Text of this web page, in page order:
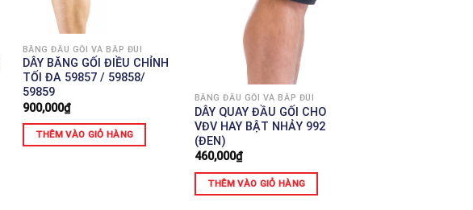
BĂNG ĐẦU GỐI VÀ BẮP ĐÙI
DÂY BĂNG GỐI ĐIỀU CHỈNH
TỐI ĐA 59857 / 59858/
59859
900,000₫
THÊM VÀO GIỎ HÀNG
BĂNG ĐẦU GỐI VÀ BẮP ĐÙI
DÂY QUAY ĐẦU GỐI CHO
VĐV HAY BẬT NHẢY 992
(ĐEN)
460,000₫
THÊM VÀO GIỎ HÀNG